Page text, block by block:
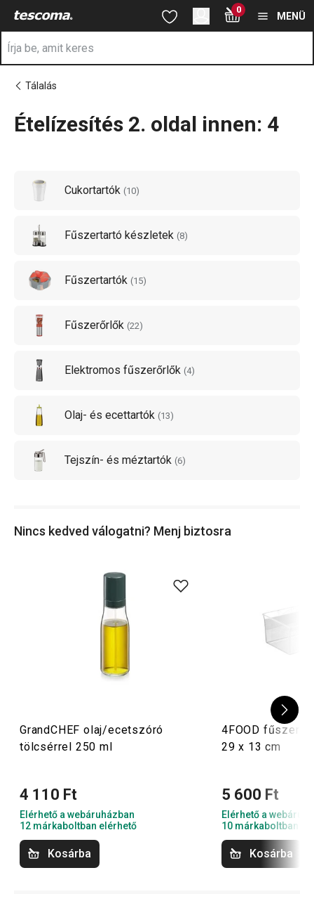
A Ételízesítés 2. oldal innen: 4 oldalon tartózkodik
Ugrás a fő tartalomhoz
Ugrás a kereséshez
Ugrás a navigációhoz 0
MENÜ
Tálalás
Ételízesítés 2. oldal innen: 4
Cukortartók (10)
Fűszertartó készletek (8)
Fűszertartók (15)
Fűszerőrlők (22)
Elektromos fűszerőrlők (4)
Olaj- és ecettartók (13)
Tejszín- és méztartók (6)
Nincs kedved válogatni? Menj biztosra
GrandCHEF olaj/ecetszóró
tölcsérrel 250 ml
4 110 Ft
Elérhető a webáruházban
12 márkaboltban elérhető
Kosárba
4FOOD
29 x 13 cm
5 600 Ft
Elérhető a
10 márkaboltban
Kosárba